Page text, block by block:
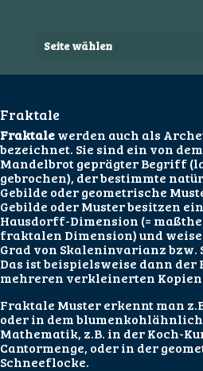
Seite wählen
Fraktale
Fraktalewerden auch als
bezeichnet. Sie sind ein von
Mandelbrot geprägter Begriff
gebrochen), der bestimmte
Gebilde oder geometrische
Gebilde oder Muster besitzen
Hausdorff-Dimension (=
fraktalen Dimension) und
Grad von Skaleninvarianz
Das ist beispielsweise dann der
mehreren verkleinerten Kopien
Fraktale Muster erkennt man
oder in dem
Mathematik, z.B. in der Koch-
Cantormenge, oder in der
Schneeflocke.